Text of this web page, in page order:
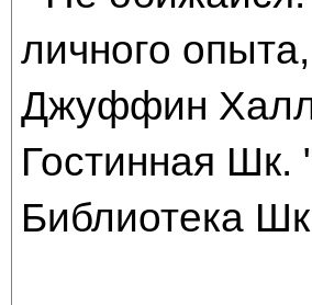
личного
Джуффин
Гостинная Шк.
Библиотека